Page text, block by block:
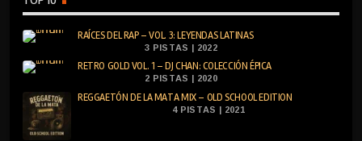
RAÍCES DEL RAP – VOL. 3: LEYENDAS LATINAS
3 PISTAS | 2022
RETRO GOLD VOL. 1 – DJ CHAN: COLECCIÓN ÉPICA
2 PISTAS | 2020
REGGAETÓN DE LA MATA MIX – OLD SCHOOL EDITION
4 PISTAS | 2021